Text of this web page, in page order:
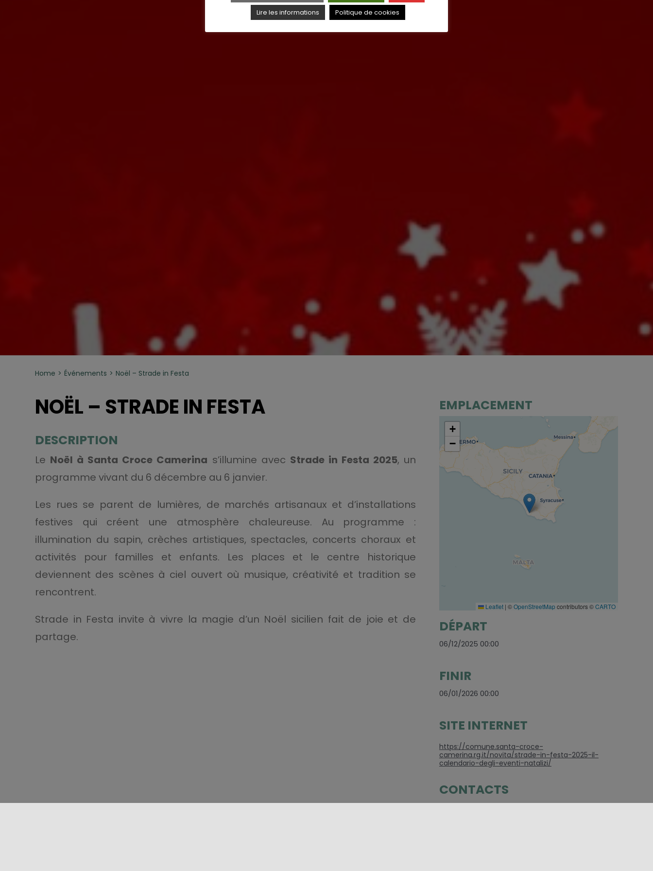
Home Événements Noël – Strade in Festa
NOËL – STRADE IN FESTA
DESCRIPTION
Le Noël à Santa Croce Camerina s’illumine avec Strade in Festa 2025, un
programme vivant du 6 décembre au 6 janvier.
Les rues se parent de lumières, de marchés artisanaux et d’installations
festives qui créent une atmosphère chaleureuse. Au programme :
illumination du sapin, crèches artistiques, spectacles, concerts choraux et
activités pour familles et enfants. Les places et le centre historique
deviennent des scènes à ciel ouvert où musique, créativité et tradition se
rencontrent.
Strade in Festa invite à vivre la magie d’un Noël sicilien fait de joie et de
partage.
EMPLACEMENT
+
−
Leaflet | ©OpenStreetMapcontributors ©CARTO
DÉPART
06/12/2025 00:00
FINIR
06/01/2026 00:00
SITE INTERNET
https://comune.santa-croce-
camerina.rg.it/novita/strade-in-festa-2025-il-
calendario-degli-eventi-natalizi/
CONTACTS
Lire les informations Politique de cookies